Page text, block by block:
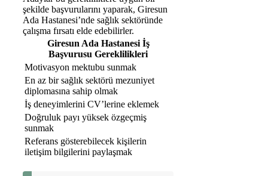
şekilde başvurularını yaparak, Giresun
Ada Hastanesi’nde sağlık sektöründe
çalışma fırsatı elde edebilirler.
Giresun Ada Hastanesi İş
Başvurusu Gereklilikleri
Motivasyon mektubu sunmak
En az bir sağlık sektörü mezuniyet
diplomasına sahip olmak
İş deneyimlerini CV’lerine eklemek
Doğruluk payı yüksek özgeçmiş
sunmak
Referans gösterebilecek kişilerin
iletişim bilgilerini paylaşmak